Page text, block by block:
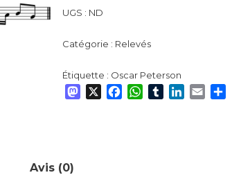
UGS : ND
Catégorie : Relevés
Étiquette : Oscar Peterson
Mastodon
X Facebook
WhatsApp
TumblrLinkedIn
Email
Avis (0)